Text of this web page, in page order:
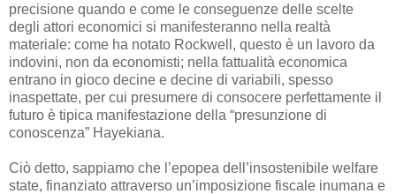
precisione quando e come le conseguenze delle scelte
degli attori economici si manifesteranno nella realtà
materiale: come ha notato Rockwell, questo è un lavoro da
indovini, non da economisti; nella fattualità economica
entrano in gioco decine e decine di variabili, spesso
inaspettate, per cui presumere di consocere perfettamente il
futuro è tipica manifestazione della “presunzione di
conoscenza” Hayekiana.
Ciò detto, sappiamo che l’epopea dell’insostenibile welfare
state, finanziato attraverso un’imposizione fiscale inumana e